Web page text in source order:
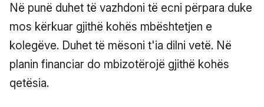
Në punë duhet të vazhdoni të ecni përpara duke
mos kërkuar gjithë kohës mbështetjen e
kolegëve. Duhet të mësoni t'ia dilni vetë. Në
planin financiar do mbizotërojë gjithë kohës
qetësia.